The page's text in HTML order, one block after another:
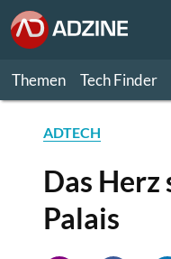
Themen Tech Finder
ADTECH
Das Herz
Palais